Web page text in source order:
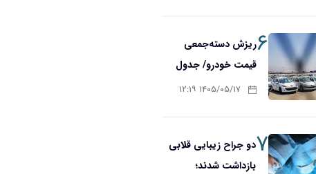
۶ریزش دسته‌جمعی
قیمت خودرو/ جدول
۱۴۰۵/۰۵/۱۷ ۱۲:۱۹
۷دو جراح زیبایی قلابی
بازداشت شدند؛